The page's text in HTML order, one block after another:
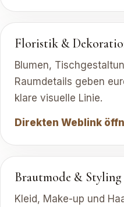
Floristik &
Blumen,
Raumdetails geben
klare visuelle Linie.
Direkten Weblink
Brautmode & Styling
Kleid, Make-up und